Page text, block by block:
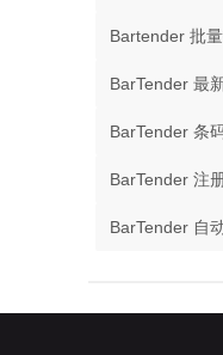
Bartender 批
BarTender 最
BarTender 条
BarTender 注
BarTender 自